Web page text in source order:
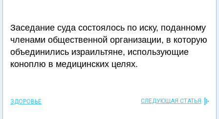
Заседание суда состоялось по иску, поданному
членами общественной организации, в которую
объединились израильтяне, использующие
коноплю в медицинских целях.
ЗДОРОВЬЕ СЛЕДУЮЩАЯ СТАТЬЯ